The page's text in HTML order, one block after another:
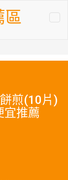
區
煎(10片)
宜推薦